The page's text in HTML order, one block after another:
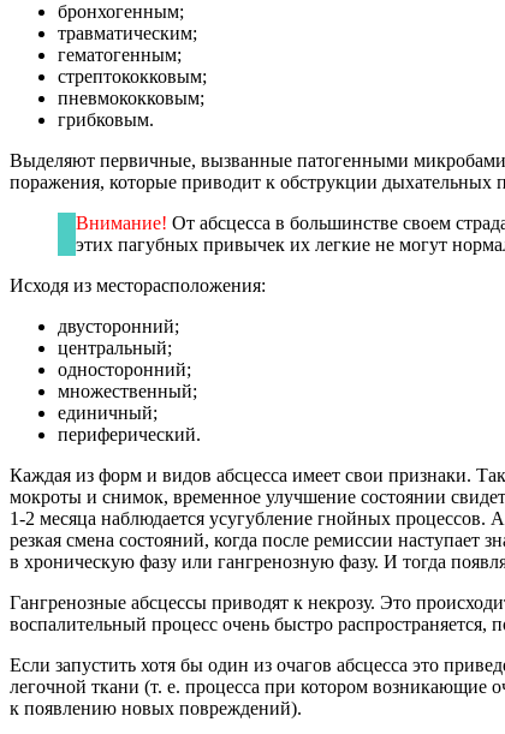
бронхогенным;
травматическим;
гематогенным;
стрептококковым;
пневмококковым;
грибковым.
Выделяют первичные, вызванные патогенными
поражения, которые приводит к обструкции дыхательных
Внимание! От абсцесса в большинстве своем
этих пагубных привычек их легкие не могут
Исходя из месторасположения:
двусторонний;
центральный;
односторонний;
множественный;
единичный;
периферический.
Каждая из форм и видов абсцесса имеет свои признаки.
мокроты и снимок, временное улучшение состоянии
1-2 месяца наблюдается усугубление гнойных
резкая смена состояний, когда после ремиссии наступает
в хроническую фазу или гангренозную фазу. И тогда
Гангренозные абсцессы приводят к некрозу. Это
воспалительный процесс очень быстро распространяется,
Если запустить хотя бы один из очагов абсцесса это
легочной ткани (т. е. процесса при котором возникающие
к появлению новых повреждений).